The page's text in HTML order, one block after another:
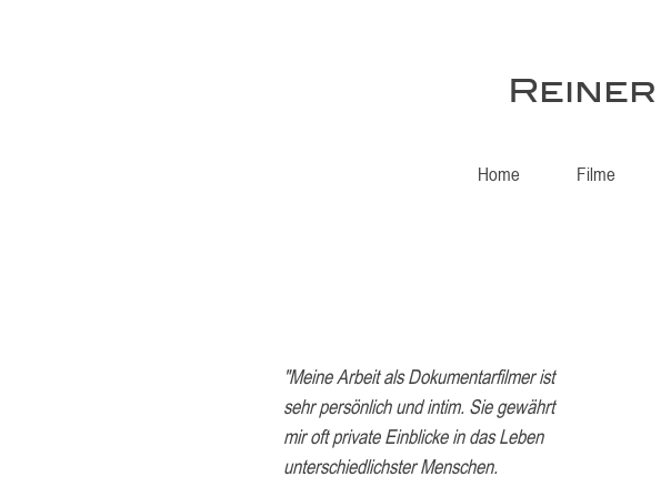
Home Filme
"Meine Arbeit als Dokumentarfilmer ist
sehr persönlich und intim. Sie gewährt
mir oft private Einblicke in das Leben
unterschiedlichster Menschen.